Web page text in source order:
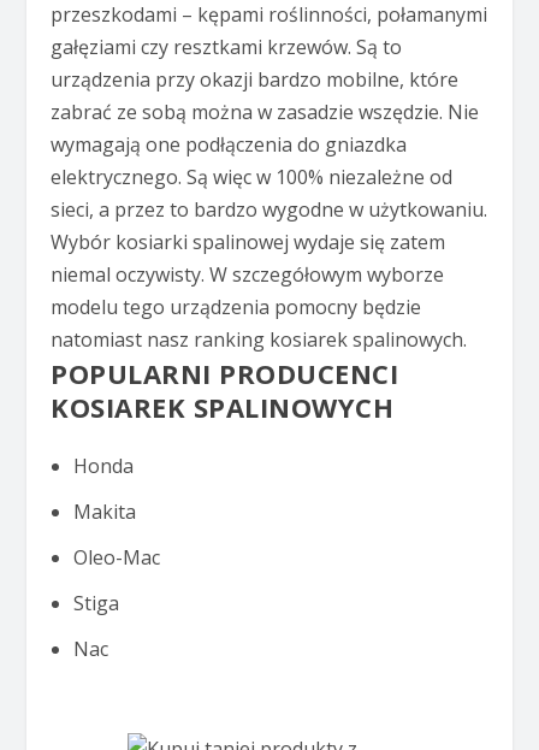
przeszkodami – kępami roślinności, połamanymi
gałęziami czy resztkami krzewów. Są to
urządzenia przy okazji bardzo mobilne, które
zabrać ze sobą można w zasadzie wszędzie. Nie
wymagają one podłączenia do gniazdka
elektrycznego. Są więc w 100% niezależne od
sieci, a przez to bardzo wygodne w użytkowaniu.
Wybór kosiarki spalinowej wydaje się zatem
niemal oczywisty. W szczegółowym wyborze
modelu tego urządzenia pomocny będzie
natomiast nasz ranking kosiarek spalinowych.
POPULARNI PRODUCENCI
KOSIAREK SPALINOWYCH
Honda
Makita
Oleo-Mac
Stiga
Nac